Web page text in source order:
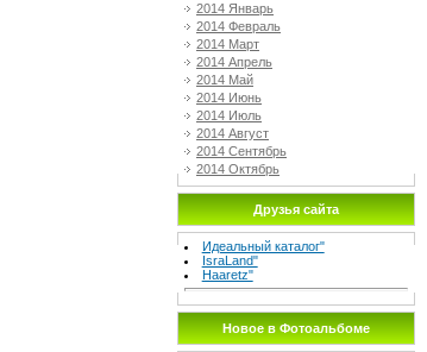
2014 Январь
2014 Февраль
2014 Март
2014 Апрель
2014 Май
2014 Июнь
2014 Июль
2014 Август
2014 Сентябрь
2014 Октябрь
Друзья сайта
Идеальный каталог"
IsraLand"
Haaretz"
Новое в Фотоальбоме